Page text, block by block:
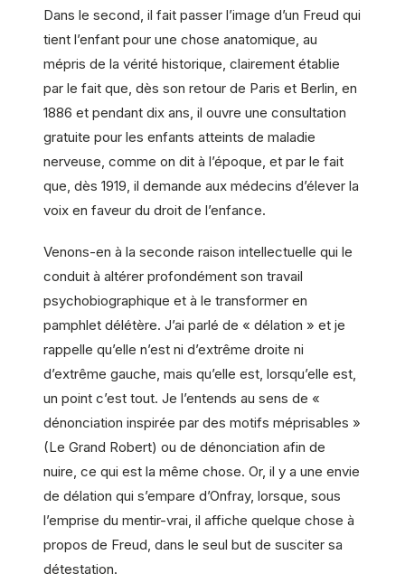
Dans le second, il fait passer l’image d’un Freud qui
tient l’enfant pour une chose anatomique, au
mépris de la vérité historique, clairement établie
par le fait que, dès son retour de Paris et Berlin, en
1886 et pendant dix ans, il ouvre une consultation
gratuite pour les enfants atteints de maladie
nerveuse, comme on dit à l’époque, et par le fait
que, dès 1919, il demande aux médecins d’élever la
voix en faveur du droit de l’enfance.
Venons-en à la seconde raison intellectuelle qui le
conduit à altérer profondément son travail
psychobiographique et à le transformer en
pamphlet délétère. J’ai parlé de « délation » et je
rappelle qu’elle n’est ni d’extrême droite ni
d’extrême gauche, mais qu’elle est, lorsqu’elle est,
un point c’est tout. Je l’entends au sens de «
dénonciation inspirée par des motifs méprisables »
(Le Grand Robert) ou de dénonciation afin de
nuire, ce qui est la même chose. Or, il y a une envie
de délation qui s’empare d’Onfray, lorsque, sous
l’emprise du mentir-vrai, il affiche quelque chose à
propos de Freud, dans le seul but de susciter sa
détestation.